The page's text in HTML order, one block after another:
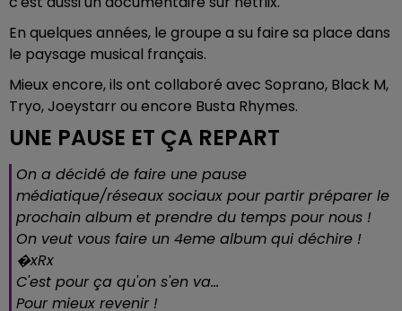
En quelques années, le groupe a su faire sa place dans
le paysage musical français.
Mieux encore, ils ont collaboré avec Soprano, Black M,
Tryo, Joeystarr ou encore Busta Rhymes.
UNE PAUSE ET ÇA REPART
On a décidé de faire une pause
médiatique/réseaux sociaux pour partir préparer le
prochain album et prendre du temps pour nous !
On veut vous faire un 4eme album qui déchire !
�xRx
C'est pour ça qu'on s'en va...
Pour mieux revenir !